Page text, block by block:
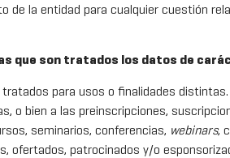
de la entidad para cualquier cuestión
que son tratados los datos de
para usos o finalidades
o bien a las preinscripciones,
seminarios, conferencias, webinars,
patrocinados y/o